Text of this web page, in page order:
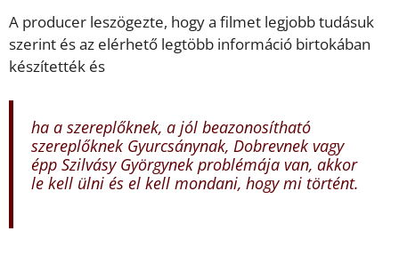
A producer leszögezte, hogy a filmet legjobb tudásuk
szerint és az elérhető legtöbb információ birtokában
készítették és
ha a szereplőknek, a jól beazonosítható
szereplőknek Gyurcsánynak, Dobrevnek vagy
épp Szilvásy Györgynek problémája van, akkor
le kell ülni és el kell mondani, hogy mi történt.